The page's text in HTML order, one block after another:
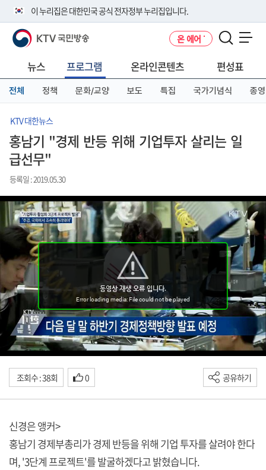
이 누리집은 대한민국 공식 전자정부 누리집입니다.
공식 누리집 주소 확인하기
니다.
이밖에 or.kr 또는 .kr등 다른 도메인 주소를 사용하고 있다면 아래 URL에
서 도메인 주소를 확인해 보세요
KTV 국민방송 온 에어
뉴스 프로그램 온라인콘텐츠 편성표
전체 정책 문화/교양 보도 특집 국가기념식 종영
KTV 대한뉴스
홍남기 "경제 반등 위해 기업투자 살리는 일
급선무"
등록일 : 2019.05.30
조회수 : 38회 0 공유하기
신경은 앵커>
홍남기 경제부총리가 경제 반등을 위해 기업 투자를 살려야 한다
며, '3단계 프로젝트'를 발굴하겠다고 밝혔습니다.